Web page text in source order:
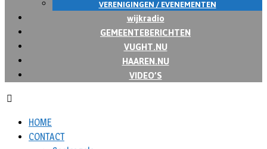
VERENIGINGEN / EVENEMENTEN
wijkradio
GEMEENTEBERICHTEN
VUGHT.NU
HAAREN.NU
VIDEO’S
HOME
CONTACT